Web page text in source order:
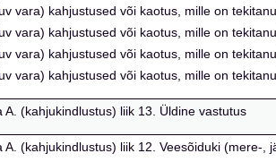
vara) kahjustused või kaotus, mille on
vara) kahjustused või kaotus, mille on
vara) kahjustused või kaotus, mille on
vara) kahjustused või kaotus, mille on
(kahjukindlustus) liik 13. Üldine vastutus
(kahjukindlustus) liik 12. Veesõiduki (mere-